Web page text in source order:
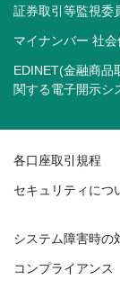
証券取引等監視委
マイナンバー 社
EDINET(金融商品
関する電子開示シ
各口座取引規程
セキュリティにつ
システム障害時の
コンプライアンス